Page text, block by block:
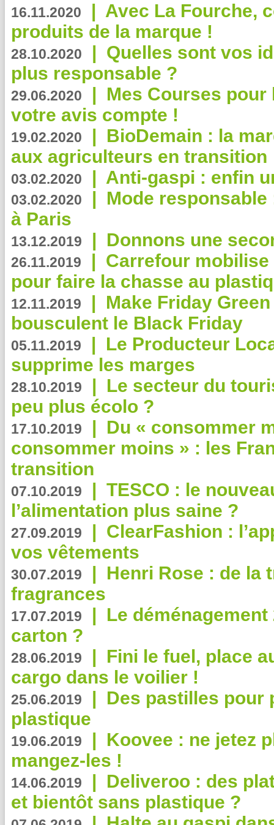
16.11.2020 | Avec La Fourche,
produits de la marque !
28.10.2020 | Quelles sont vos
plus responsable ?
29.06.2020 | Mes Courses pour
votre avis compte !
19.02.2020 | BioDemain : la
aux agriculteurs en transition
03.02.2020 | Anti-gaspi : enfin
03.02.2020 | Mode
à Paris
13.12.2019 | Donnons une
26.11.2019 | Carrefour
pour faire la chasse au
12.11.2019 | Make Friday
bousculent le Black Friday
05.11.2019 | Le Producteur
supprime les marges
28.10.2019 | Le secteur du
peu plus écolo ?
17.10.2019 | Du « consommer
consommer moins » : les
transition
07.10.2019 | TESCO : le
l’alimentation plus saine ?
27.09.2019 | ClearFashion :
vos vêtements
30.07.2019 | Henri Rose : de la
fragrances
17.07.2019 | Le
carton ?
28.06.2019 | Fini le fuel, place
cargo dans le voilier !
25.06.2019 | Des pastilles pour
plastique
19.06.2019 | Koovee : ne jetez
mangez-les !
14.06.2019 | Deliveroo : des
et bientôt sans plastique ?